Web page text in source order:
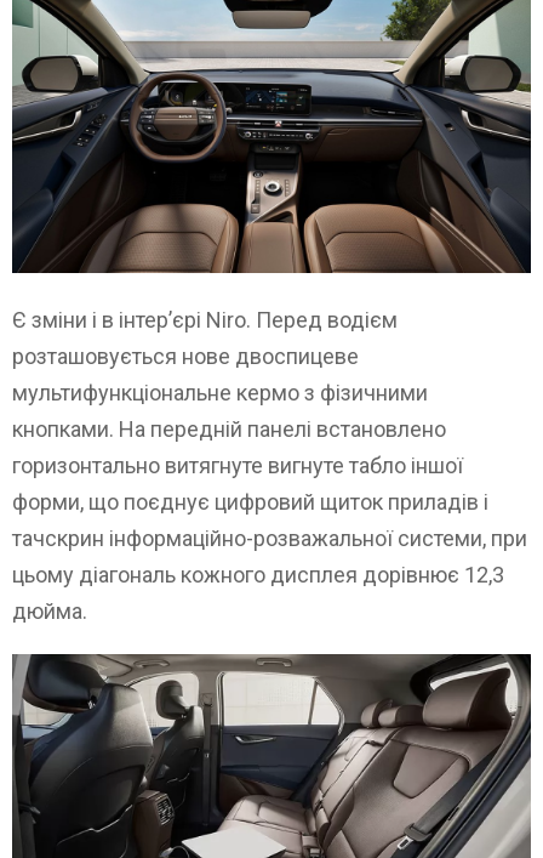
Є зміни і в інтер’єрі Niro. Перед водієм
розташовується нове двоспицеве ​​
мультифункціональне кермо з фізичними
кнопками. На передній панелі встановлено
горизонтально витягнуте вигнуте табло іншої
форми, що поєднує цифровий щиток приладів і
тачскрин інформаційно-розважальної системи, при
цьому діагональ кожного дисплея дорівнює 12,3
дюйма.